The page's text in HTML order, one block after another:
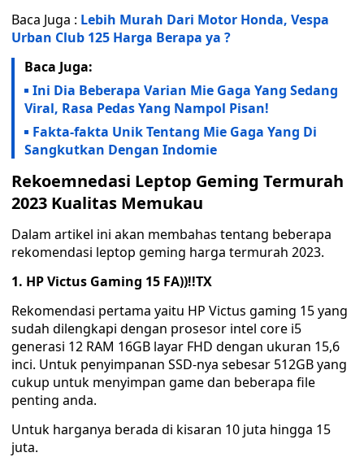
Baca Juga : Lebih Murah Dari Motor Honda, Vespa
Urban Club 125 Harga Berapa ya ?
Baca Juga:
Ini Dia Beberapa Varian Mie Gaga Yang Sedang
Viral, Rasa Pedas Yang Nampol Pisan!
Fakta-fakta Unik Tentang Mie Gaga Yang Di
Sangkutkan Dengan Indomie
Rekoemnedasi Leptop Geming Termurah
2023 Kualitas Memukau
Dalam artikel ini akan membahas tentang beberapa
rekomendasi leptop geming harga termurah 2023.
1. HP Victus Gaming 15 FA))!!TX
Rekomendasi pertama yaitu HP Victus gaming 15 yang
sudah dilengkapi dengan prosesor intel core i5
generasi 12 RAM 16GB layar FHD dengan ukuran 15,6
inci. Untuk penyimpanan SSD-nya sebesar 512GB yang
cukup untuk menyimpan game dan beberapa file
penting anda.
Untuk harganya berada di kisaran 10 juta hingga 15
juta.